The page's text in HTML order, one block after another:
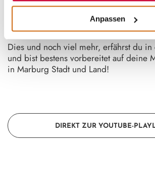
Anpassen
natürlich in einer Universitätsstadt
Erkenntnisse der Wissenschaft, die
rund um den Marburger Renthof mit
Dies und noch viel mehr, erfährst du
und bist bestens vorbereitet auf deine
in Marburg Stadt und Land!
DIREKT ZUR YOUTUBE-